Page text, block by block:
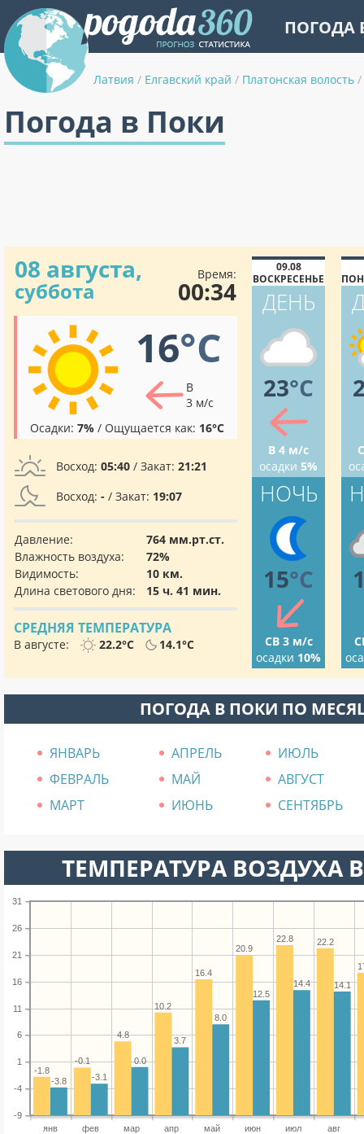
ПОГОДА
Латвия / Елгавский край / Платонская волость /
Погода в Поки
08 августа,
суббота
Время:
00:34
16°C
В
3 м/с
Осадки: 7% / Ощущается как: 16°C
Восход: 05:40 / Закат: 21:21
Восход: - / Закат: 19:07
Давление:
764 мм.рт.ст.
Влажность воздуха:
72%
Видимость:
10 км.
Длина светового дня:
15 ч. 41 мин.
СРЕДНЯЯ ТЕМПЕРАТУРА
В августе: 22.2°C 14.1°C
09.08
ВОСКРЕСЕНЬЕ
ДЕНЬ
23°C
В 4 м/с
осадки 5%
НОЧЬ
15°C
СВ 3 м/с
осадки 10%
ПОГОДА В ПОКИ ПО
ЯНВАРЬ АПРЕЛЬ
ИЮЛЬ
ФЕВРАЛЬ
МАЙ
АВГУСТ
МАРТ
ИЮНЬ СЕНТЯБРЬ
ТЕМПЕРАТУРА ВОЗДУХА
янв фев мар апр май июн июл авг
-9
-4
1
6
11
16
21
26
31
22.2
22.8
20.9
16.4
10.2
4.8
-0.1
-1.8
14.1
14.4
12.5
8.0
3.7
0.0
-3.1
-3.8